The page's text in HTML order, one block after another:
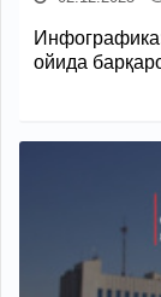
ойида